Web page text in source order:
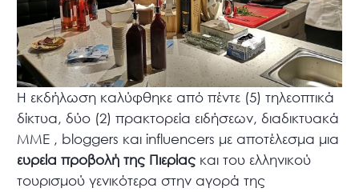
Η εκδήλωση καλύφθηκε από πέντε (5) τηλεοπτικά
δίκτυα, δύο (2) πρακτορεία ειδήσεων, διαδικτυακά
ΜΜΕ , bloggers και influencers με αποτέλεσμα μια
ευρεία προβολή της Πιερίας και του ελληνικού
τουρισμού γενικότερα στην αγορά της